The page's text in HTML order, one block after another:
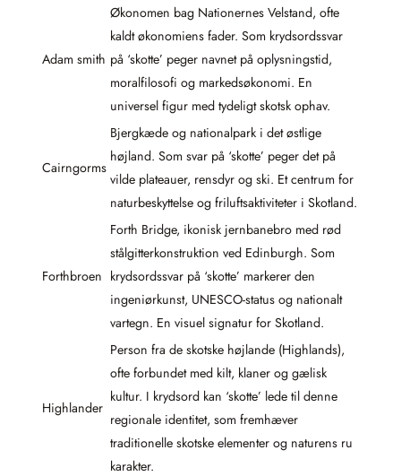
Adam smith
Økonomen bag Nationernes Velstand, ofte
kaldt økonomiens fader. Som krydsordssvar
på ‘skotte’ peger navnet på oplysningstid,
moralfilosofi og markedsøkonomi. En
universel figur med tydeligt skotsk ophav.
Cairngorms
Bjergkæde og nationalpark i det østlige
højland. Som svar på ‘skotte’ peger det på
vilde plateauer, rensdyr og ski. Et centrum for
naturbeskyttelse og friluftsaktiviteter i Skotland.
Forthbroen
Forth Bridge, ikonisk jernbanebro med rød
stålgitterkonstruktion ved Edinburgh. Som
krydsordssvar på ‘skotte’ markerer den
ingeniørkunst, UNESCO-status og nationalt
vartegn. En visuel signatur for Skotland.
Highlander
Person fra de skotske højlande (Highlands),
ofte forbundet med kilt, klaner og gælisk
kultur. I krydsord kan ‘skotte’ lede til denne
regionale identitet, som fremhæver
traditionelle skotske elementer og naturens ru
karakter.